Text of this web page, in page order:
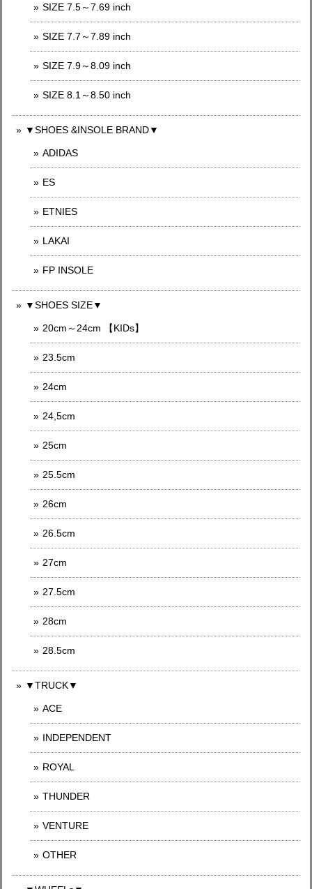
SIZE 7.5～7.69 inch
SIZE 7.7～7.89 inch
SIZE 7.9～8.09 inch
SIZE 8.1～8.50 inch
▼SHOES &INSOLE BRAND▼
ADIDAS
ES
ETNIES
LAKAI
FP INSOLE
▼SHOES SIZE▼
20cm～24cm 【KIDs】
23.5cm
24cm
24,5cm
25cm
25.5cm
26cm
26.5cm
27cm
27.5cm
28cm
28.5cm
▼TRUCK▼
ACE
INDEPENDENT
ROYAL
THUNDER
VENTURE
OTHER